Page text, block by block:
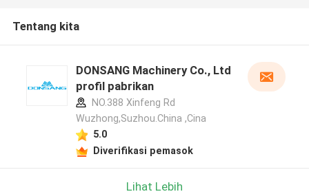
Tentang kita
DONSANG Machinery Co., Ltd
profil pabrikan
NO.388 Xinfeng Rd
Wuzhong,Suzhou.China ,Cina
5.0
Diverifikasi pemasok
Lihat Lebih